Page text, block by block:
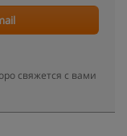
свяжется с вами